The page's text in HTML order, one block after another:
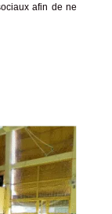
afin de ne